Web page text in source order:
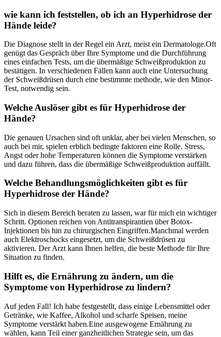
wie kann ich feststellen, ob ich an ​Hyperhidrose der
Hände leide?
Die Diagnose stellt in der⁢ Regel​ ein Arzt, meist ‍ein Dermatologe.Oft
genügt das Gespräch über‍ Ihre Symptome⁣ und die Durchführung
eines einfachen‌ Tests, um die übermäßige Schweißproduktion zu
bestätigen. In verschiedenen Fällen kann auch eine Untersuchung
der Schweißdrüsen durch⁢ eine bestimmte methode, ‍wie den Minor-
Test, ‌notwendig sein.
Welche Auslöser gibt es für⁣ Hyperhidrose der
Hände?
Die genauen ⁤Ursachen sind oft unklar, aber bei⁤ vielen ⁣Menschen, so​
auch bei mir, spielen erblich bedingte faktoren eine Rolle. Stress,⁢
Angst oder ⁣hohe Temperaturen⁤ können die ‍Symptome verstärken⁢
und dazu führen, dass die übermäßige Schweißproduktion auffällt.
Welche Behandlungsmöglichkeiten gibt‍ es für
Hyperhidrose der Hände?
Sich in diesem Bereich beraten zu lassen, war für mich ​ein wichtiger
Schritt. Optionen reichen von Antitranspirantien über Botox-
Injektionen bis hin zu chirurgischen Eingriffen.Manchmal werden
auch Elektroschocks eingesetzt,⁢ um die Schweißdrüsen zu
‍aktivieren. Der Arzt kann Ihnen helfen,‍ die beste Methode ‍für⁣ Ihre
Situation zu finden.
Hilft ‍es, die Ernährung zu ändern,​ um ​die
Symptome von Hyperhidrose zu lindern?
Auf jeden Fall! Ich ⁣habe festgestellt, dass einige Lebensmittel oder
Getränke,‌ wie Kaffee, Alkohol und scharfe Speisen, meine ​
Symptome verstärkt ‍haben.Eine ausgewogene Ernährung zu
wählen, kann⁢ Teil einer ganzheitlichen Strategie ⁣sein, um das